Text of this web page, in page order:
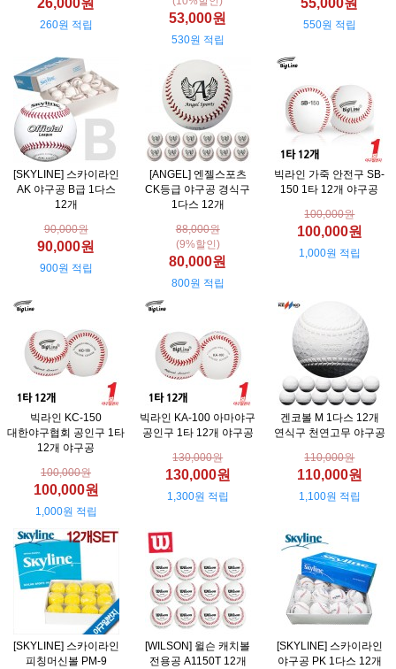
26,000원
260원 적립 53,000원
530원 적립
55,000원
550원 적립
[SKYLINE] 스카이라인
AK 야구공 B급 1다스
12개
90,000원
90,000원
900원 적립
[ANGEL] 엔젤스포츠
CK등급 야구공 경식구
1다스 12개
88,000원
(9%할인)
80,000원
800원 적립
빅라인 가죽 안전구 SB-
150 1타 12개 야구공
100,000원
100,000원
1,000원 적립
빅라인 KC-150
대한야구협회 공인구 1타
12개 야구공
100,000원
100,000원
1,000원 적립
빅라인 KA-100 아마야구
공인구 1타 12개 야구공
130,000원
130,000원
1,300원 적립
겐코볼 M 1다스 12개
연식구 천연고무 야구공
110,000원
110,000원
1,100원 적립
[SKYLINE] 스카이라인
피칭머신볼 PM-9
[WILSON] 윌슨 캐치볼
전용공 A1150T 12개
[SKYLINE] 스카이라인
야구공 PK 1다스 12개